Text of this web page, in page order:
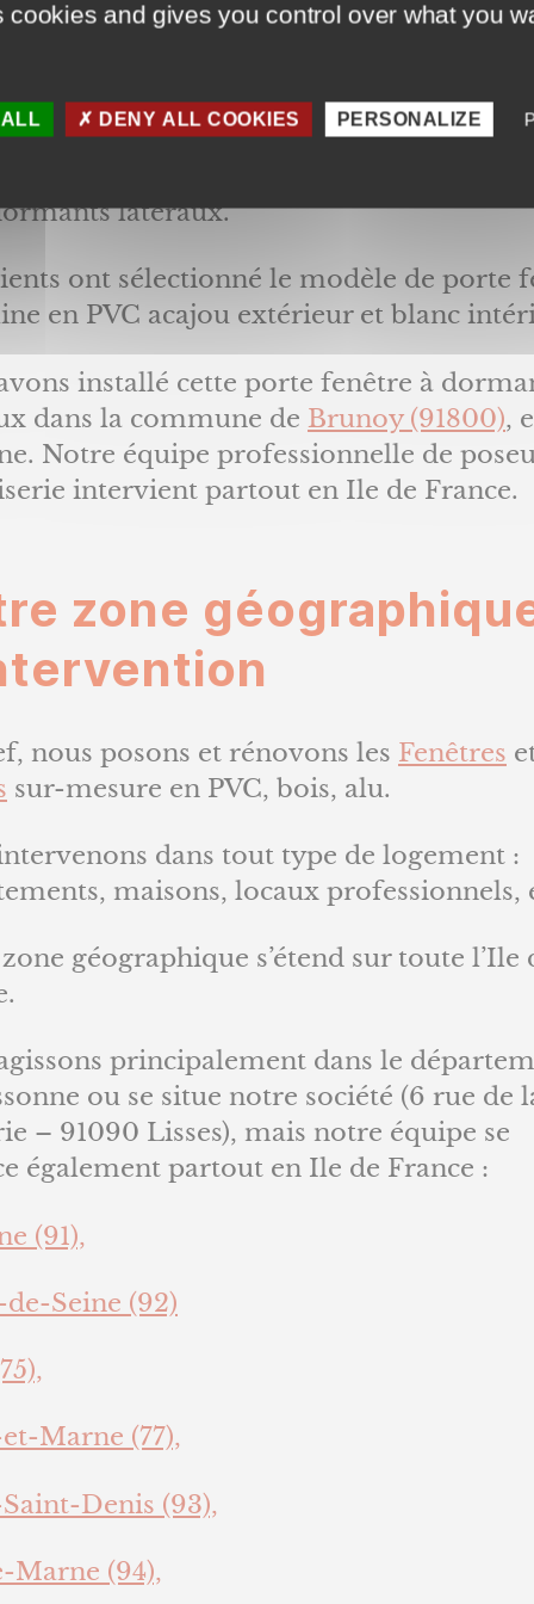
présentons ce chantier concernant la
latéraux.
ont sélectionné le modèle de porte
en PVC acajou extérieur et blanc
installé cette porte fenêtre à
dans la commune de Brunoy (91800),
Notre équipe professionnelle de
intervient partout en Ile de France.
zone
nous posons et rénovons les Fenêtres
sur-mesure en PVC, bois, alu.
dans tout type de logement :
maisons, locaux professionnels,
géographique s’étend sur toute l’Ile
principalement dans le
ou se situe notre société (6 rue de
– 91090 Lisses), mais notre équipe se
également partout en Ile de France :
(91),
Seine (92)
Marne (77),
Denis (93),
Marne (94),
cookies and gives you control over what you
DENY ALL COOKIES PERSONALIZE